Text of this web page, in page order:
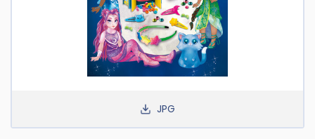
JPG